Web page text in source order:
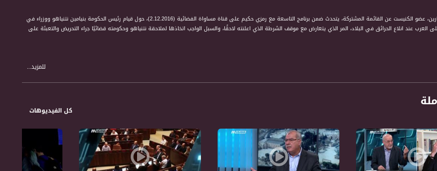
النائب د. يوسف جبارين، عضو الكنيست عن القائمة المشتركة، يتحدث ضمن برنامج التاسعة مع رمزي حكيم على قناة مساواة الفضائية (2.12.2016)، حول قيام رئيس الحكومة بنيامين نتنياهو ووزراء في
العرب عند انلاع الحرائق في البلاد، المر الذي يتعارض مع موقف الشرطة الذي اعلنته لاحقًا، والسبل الواجب اتخاذها لملاحقة نتنياهو وحكومته قضائيًا جراء التحريض والتعبئة على
" برنامج حواري اسبوعي يتناول قضايا الداخل ارتباطا باحداث الساعة في الشان السياسي والاجتماعي والاقتصادي. حتى الثقافة والفن ونمط الحياة. من خلال فقرات حوارية تمثل
للمزيد...
كل الفيديوهات